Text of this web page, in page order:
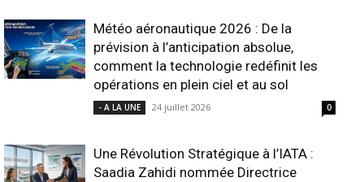
Météo aéronautique 2026 : De la
prévision à l’anticipation absolue,
comment la technologie redéfinit les
opérations en plein ciel et au sol
- A LA UNE 24 juillet 2026 0
Une Révolution Stratégique à l’IATA :
Saadia Zahidi nommée Directrice